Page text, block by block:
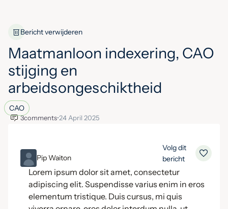
Bericht verwijderen
Maatmanloon indexering, CAO
stijging en
arbeidsongeschiktheid
CAO
3comments•24 April 2025
ML Pip Waiton
Volg dit
bericht
Lorem ipsum dolor sit amet, consectetur
adipiscing elit. Suspendisse varius enim in eros
elementum tristique. Duis cursus, mi quis